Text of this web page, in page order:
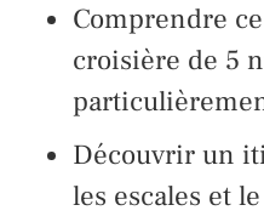
Comprendre
croisière de 5
Découvrir un
les escales et